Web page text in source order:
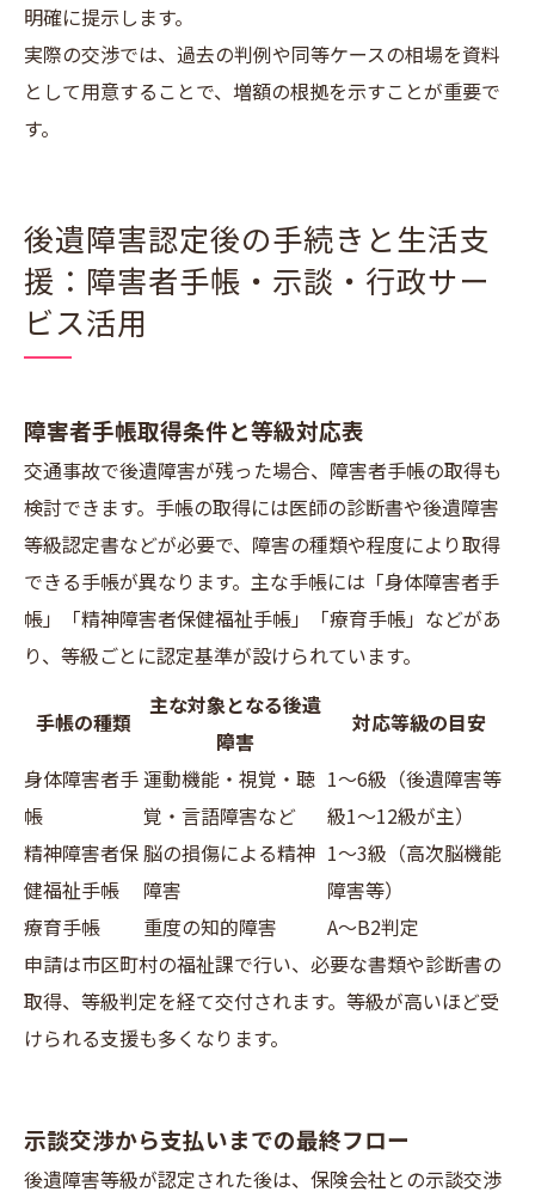
明確に提示します。
実際の交渉では、過去の判例や同等ケースの相場を資料
として用意することで、増額の根拠を示すことが重要で
す。
後遺障害認定後の手続きと生活支
援：障害者手帳・示談・行政サー
ビス活用
障害者手帳取得条件と等級対応表
交通事故で後遺障害が残った場合、障害者手帳の取得も
検討できます。手帳の取得には医師の診断書や後遺障害
等級認定書などが必要で、障害の種類や程度により取得
できる手帳が異なります。主な手帳には「身体障害者手
帳」「精神障害者保健福祉手帳」「療育手帳」などがあ
り、等級ごとに認定基準が設けられています。
手帳の種類
主な対象となる後遺
障害
対応等級の目安
身体障害者手
帳
運動機能・視覚・聴
覚・言語障害など
1～6級（後遺障害等
級1～12級が主）
精神障害者保
健福祉手帳
脳の損傷による精神
障害
1～3級（高次脳機能
障害等）
療育手帳
重度の知的障害
A～B2判定
申請は市区町村の福祉課で行い、必要な書類や診断書の
取得、等級判定を経て交付されます。等級が高いほど受
けられる支援も多くなります。
示談交渉から支払いまでの最終フロー
後遺障害等級が認定された後は、保険会社との示談交渉